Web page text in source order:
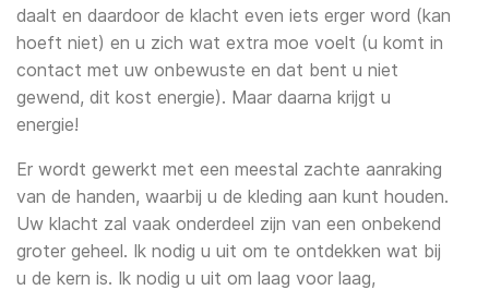
daalt en daardoor de klacht even iets erger word (kan
hoeft niet) en u zich wat extra moe voelt (u komt in
contact met uw onbewuste en dat bent u niet
gewend, dit kost energie). Maar daarna krijgt u
energie!
Er wordt gewerkt met een meestal zachte aanraking
van de handen, waarbij u de kleding aan kunt houden.
Uw klacht zal vaak onderdeel zijn van een onbekend
groter geheel. Ik nodig u uit om te ontdekken wat bij
u de kern is. Ik nodig u uit om laag voor laag,
Laura Frijters
Ellen Kieven